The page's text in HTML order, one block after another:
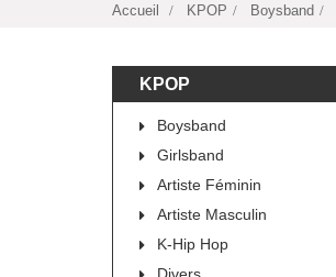
Accueil KPOP Boysband
KPOP
Boysband
Girlsband
Artiste Féminin
Artiste Masculin
K-Hip Hop